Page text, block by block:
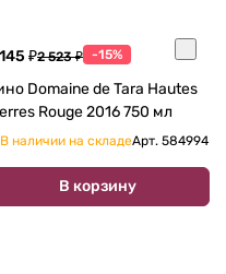
₽2 523 ₽ -15%
Domaine de Tara Hautes
Pierres Rouge 2016 750 мл
В наличии на складеАрт. 584994
В корзину